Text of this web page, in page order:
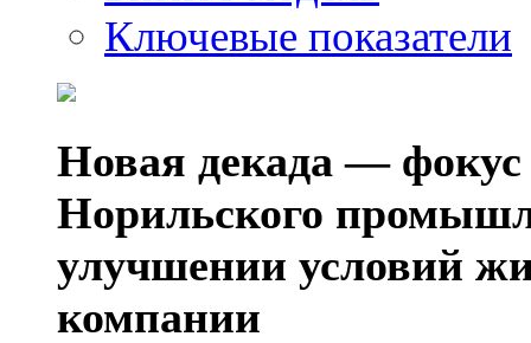
Ключевые показатели
Новая декада — фокус
Норильского
улучшении условий
компании